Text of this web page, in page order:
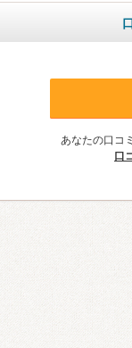
あなたの口コ
口